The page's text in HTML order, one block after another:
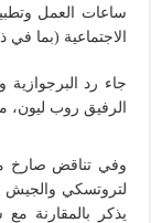
ساعات العمل
الاجتماعية (بما في
جاء رد
الرفيق روب ليون،
وفي تناقض صارخ مع
لتروتسكي والجيش
يذكر بالمقارنة